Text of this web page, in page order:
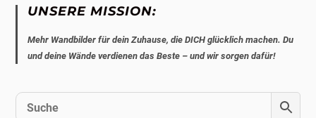
UNSERE MISSION:
Mehr Wandbilder für dein Zuhause, die DICH glücklich machen. Du
und deine Wände verdienen das Beste – und wir sorgen dafür!